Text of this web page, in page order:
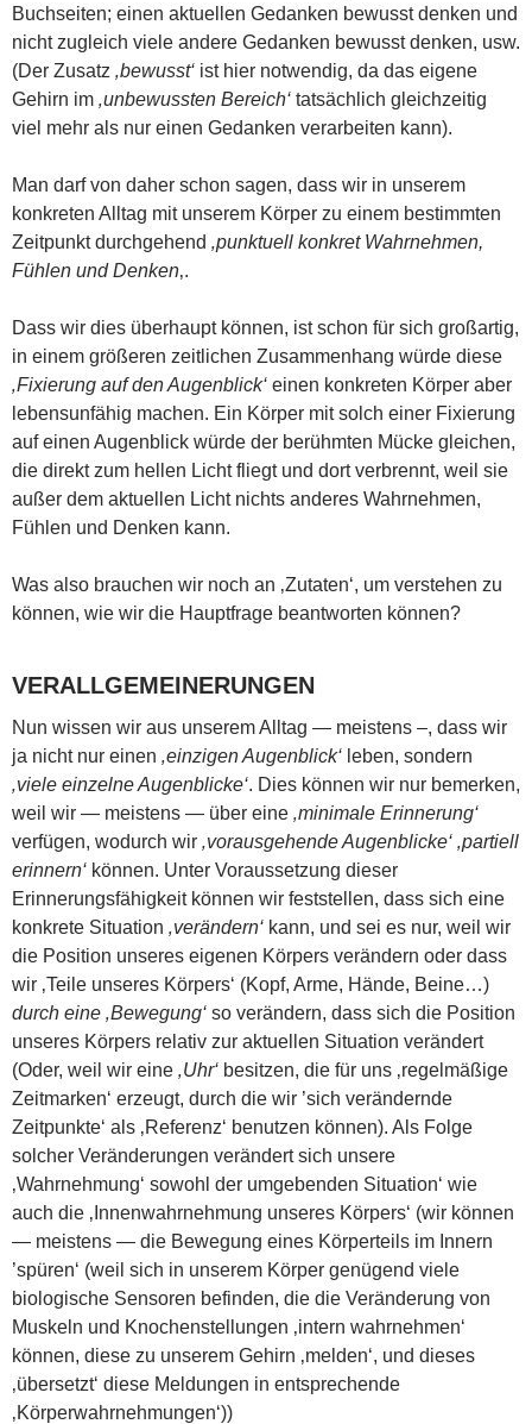
Buchseiten; einen aktuellen Gedanken bewusst denken und
nicht zugleich viele andere Gedanken bewusst denken, usw.
(Der Zusatz ‚bewusst‘ ist hier notwendig, da das eigene
Gehirn im ‚unbewussten Bereich‘ tatsächlich gleichzeitig
viel mehr als nur einen Gedanken verarbeiten kann).
Man darf von daher schon sagen, dass wir in unserem
konkreten Alltag mit unserem Körper zu einem bestimmten
Zeitpunkt durchgehend ‚punktuell konkret Wahrnehmen,
Fühlen und Denken‚.
Dass wir dies überhaupt können, ist schon für sich großartig,
in einem größeren zeitlichen Zusammenhang würde diese
‚Fixierung auf den Augenblick‘ einen konkreten Körper aber
lebensunfähig machen. Ein Körper mit solch einer Fixierung
auf einen Augenblick würde der berühmten Mücke gleichen,
die direkt zum hellen Licht fliegt und dort verbrennt, weil sie
außer dem aktuellen Licht nichts anderes Wahrnehmen,
Fühlen und Denken kann.
Was also brauchen wir noch an ‚Zutaten‘, um verstehen zu
können, wie wir die Hauptfrage beantworten können?
VERALLGEMEINERUNGEN
Nun wissen wir aus unserem Alltag — meistens –, dass wir
ja nicht nur einen ‚einzigen Augenblick‘ leben, sondern
‚viele einzelne Augenblicke‘. Dies können wir nur bemerken,
weil wir — meistens — über eine ‚minimale Erinnerung‘
verfügen, wodurch wir ‚vorausgehende Augenblicke‘ ‚partiell
erinnern‘ können. Unter Voraussetzung dieser
Erinnerungsfähigkeit können wir feststellen, dass sich eine
konkrete Situation ‚verändern‘ kann, und sei es nur, weil wir
die Position unseres eigenen Körpers verändern oder dass
wir ‚Teile unseres Körpers‘ (Kopf, Arme, Hände, Beine…)
durch eine ‚Bewegung‘ so verändern, dass sich die Position
unseres Körpers relativ zur aktuellen Situation verändert
(Oder, weil wir eine ‚Uhr‘ besitzen, die für uns ‚regelmäßige
Zeitmarken‘ erzeugt, durch die wir ’sich verändernde
Zeitpunkte‘ als ‚Referenz‘ benutzen können). Als Folge
solcher Veränderungen verändert sich unsere
‚Wahrnehmung‘ sowohl der umgebenden Situation‘ wie
auch die ‚Innenwahrnehmung unseres Körpers‘ (wir können
— meistens — die Bewegung eines Körperteils im Innern
’spüren‘ (weil sich in unserem Körper genügend viele
biologische Sensoren befinden, die die Veränderung von
Muskeln und Knochenstellungen ‚intern wahrnehmen‘
können, diese zu unserem Gehirn ‚melden‘, und dieses
‚übersetzt‘ diese Meldungen in entsprechende
‚Körperwahrnehmungen‘))